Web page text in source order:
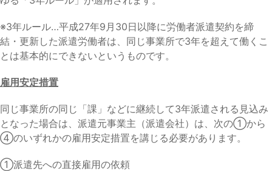
※3年ルール…平成27年9月30日以降に労働者派遣契約を締
結・更新した派遣労働者は、同じ事業所で3年を超えて働くこ
とは基本的にできないというものです。
雇用安定措置
同じ事業所の同じ「課」などに継続して3年派遣される見込み
となった場合は、派遣元事業主（派遣会社）は、次の①から
④のいずれかの雇用安定措置を講じる必要があります。
①派遣先への直接雇用の依頼